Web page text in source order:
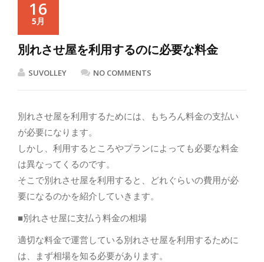
16
5月
別れさせ屋を利用するのに必要な料金
SUVOLLEY NO COMMENTS
別れさせ屋を利用するためには、もちろん料金の支払い
が必要になります。
しかし、利用するところやプランによっても必要な料金
は異なってくるのです。
そこで別れさせ屋を利用すると、どれぐらいの費用が必
要になるのかを紹介していきます。
■別れさせ屋に支払う料金の相場
適切な料金で運営している別れさせ屋を利用するために
は、まず相場を知る必要があります。